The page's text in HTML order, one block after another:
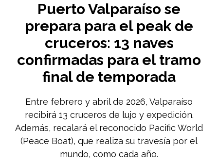
Puerto Valparaíso se
prepara para el peak de
cruceros: 13 naves
confirmadas para el tramo
final de temporada
Entre febrero y abril de 2026, Valparaíso
recibirá 13 cruceros de lujo y expedición.
Además, recalará el reconocido Pacific World
(Peace Boat), que realiza su travesía por el
mundo, como cada año.